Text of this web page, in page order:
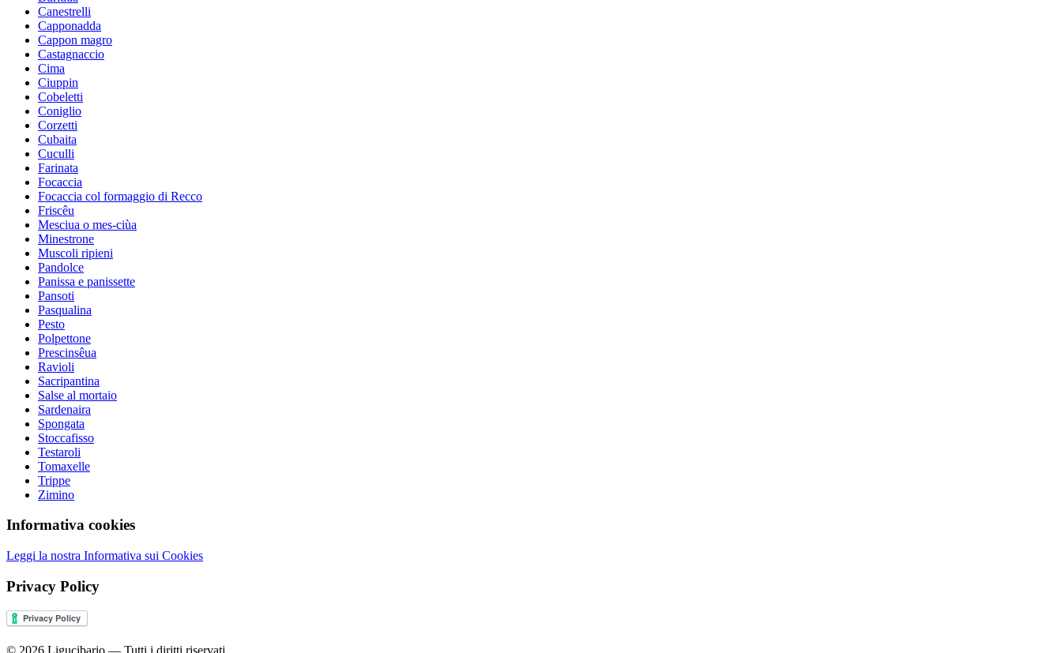
Canestrelli
Capponadda
Cappon magro
Castagnaccio
Cima
Ciuppin
Cobeletti
Coniglio
Corzetti
Cubaita
Cuculli
Farinata
Focaccia
Focaccia col formaggio di Recco
Friscêu
Mesciua o mes-ciùa
Minestrone
Muscoli ripieni
Pandolce
Panissa e panissette
Pansoti
Pasqualina
Pesto
Polpettone
Prescinsêua
Ravioli
Sacripantina
Salse al mortaio
Sardenaira
Spongata
Stoccafisso
Testaroli
Tomaxelle
Trippe
Zimino
Informativa cookies
Leggi la nostra Informativa sui Cookies
Privacy Policy
© 2026 Ligucibario — Tutti i diritti riservati.